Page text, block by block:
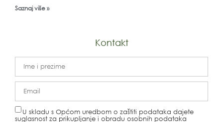
Saznaj više »
Kontakt
U skladu s Općom uredbom o zaštiti podataka dajete
suglasnost za prikupljanje i obradu osobnih podataka